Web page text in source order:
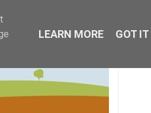
LEARN MORE GOT IT